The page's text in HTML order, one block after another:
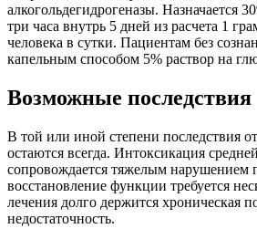
алкогольдегидрогеназы. Назначается
три часа внутрь 5 дней из расчета 1
человека в сутки. Пациентам без
капельным способом 5% раствор на
Возможные последствия
В той или иной степени последствия
остаются всегда. Интоксикация
сопровождается тяжелым нарушением
восстановление функции требуется
лечения долго держится хроническая
недостаточность.